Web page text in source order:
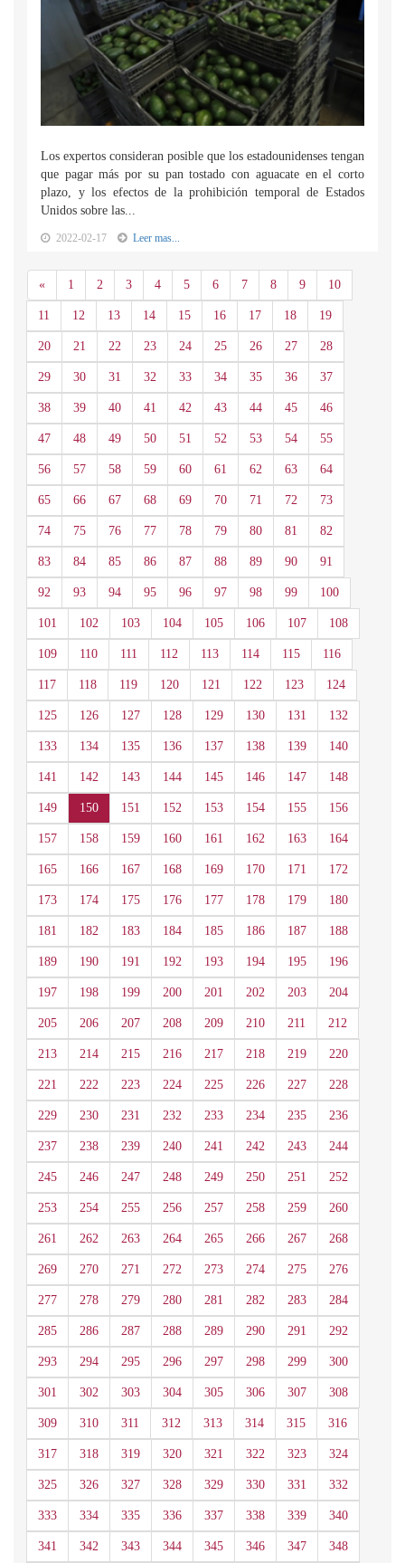
Los expertos consideran posible que los estadounidenses tengan
que pagar más por su pan tostado con aguacate en el corto
plazo, y los efectos de la prohibición temporal de Estados
Unidos sobre las...
2022-02-17 Leer mas...
«Anterior
1 2 3 4 5 6 7 8 9 10
11 12 13 14 15 16 17 18 19
20 21 22 23 24 25 26 27 28
29 30 31 32 33 34 35 36 37
38 39 40 41 42 43 44 45 46
47 48 49 50 51 52 53 54 55
56 57 58 59 60 61 62 63 64
65 66 67 68 69 70 71 72 73
74 75 76 77 78 79 80 81 82
83 84 85 86 87 88 89 90 91
92 93 94 95 96 97 98 99 100
101 102 103 104 105 106 107 108
109 110 111 112 113 114 115 116
117 118 119 120 121 122 123 124
125 126 127 128 129 130 131 132
133 134 135 136 137 138 139 140
141 142 143 144 145 146 147 148
149 150 151 152 153 154 155 156
157 158 159 160 161 162 163 164
165 166 167 168 169 170 171 172
173 174 175 176 177 178 179 180
181 182 183 184 185 186 187 188
189 190 191 192 193 194 195 196
197 198 199 200 201 202 203 204
205 206 207 208 209 210 211 212
213 214 215 216 217 218 219 220
221 222 223 224 225 226 227 228
229 230 231 232 233 234 235 236
237 238 239 240 241 242 243 244
245 246 247 248 249 250 251 252
253 254 255 256 257 258 259 260
261 262 263 264 265 266 267 268
269 270 271 272 273 274 275 276
277 278 279 280 281 282 283 284
285 286 287 288 289 290 291 292
293 294 295 296 297 298 299 300
301 302 303 304 305 306 307 308
309 310 311 312 313 314 315 316
317 318 319 320 321 322 323 324
325 326 327 328 329 330 331 332
333 334 335 336 337 338 339 340
341 342 343 344 345 346 347 348